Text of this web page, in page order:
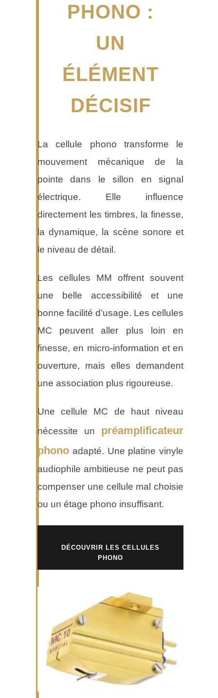
PHONO :
UN
ÉLÉMENT
DÉCISIF
La cellule phono transforme le
mouvement mécanique de la
pointe dans le sillon en signal
électrique. Elle influence
directement les timbres, la finesse,
la dynamique, la scène sonore et
le niveau de détail.
Les cellules MM offrent souvent
une belle accessibilité et une
bonne facilité d’usage. Les cellules
MC peuvent aller plus loin en
finesse, en micro-information et en
ouverture, mais elles demandent
une association plus rigoureuse.
Une cellule MC de haut niveau
nécessite un préamplificateur
phono adapté. Une platine vinyle
audiophile ambitieuse ne peut pas
compenser une cellule mal choisie
ou un étage phono insuffisant.
DÉCOUVRIR LES CELLULES
PHONO